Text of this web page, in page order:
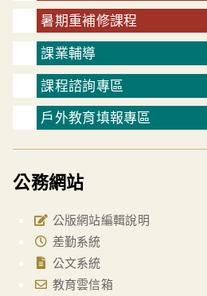
暑期重補修課程
課業輔導
課程諮詢專區
戶外教育填報專區
公務網站
公版網站編輯說明
差勤系統
公文系統
教育雲信箱